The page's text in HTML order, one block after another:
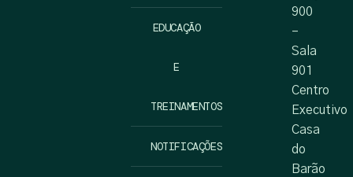
EDUCAÇÃO
E
TREINAMENTOS
NOTIFICAÇÕES
900
–
Sala
901
Centro
Executivo
Casa
do
Barão